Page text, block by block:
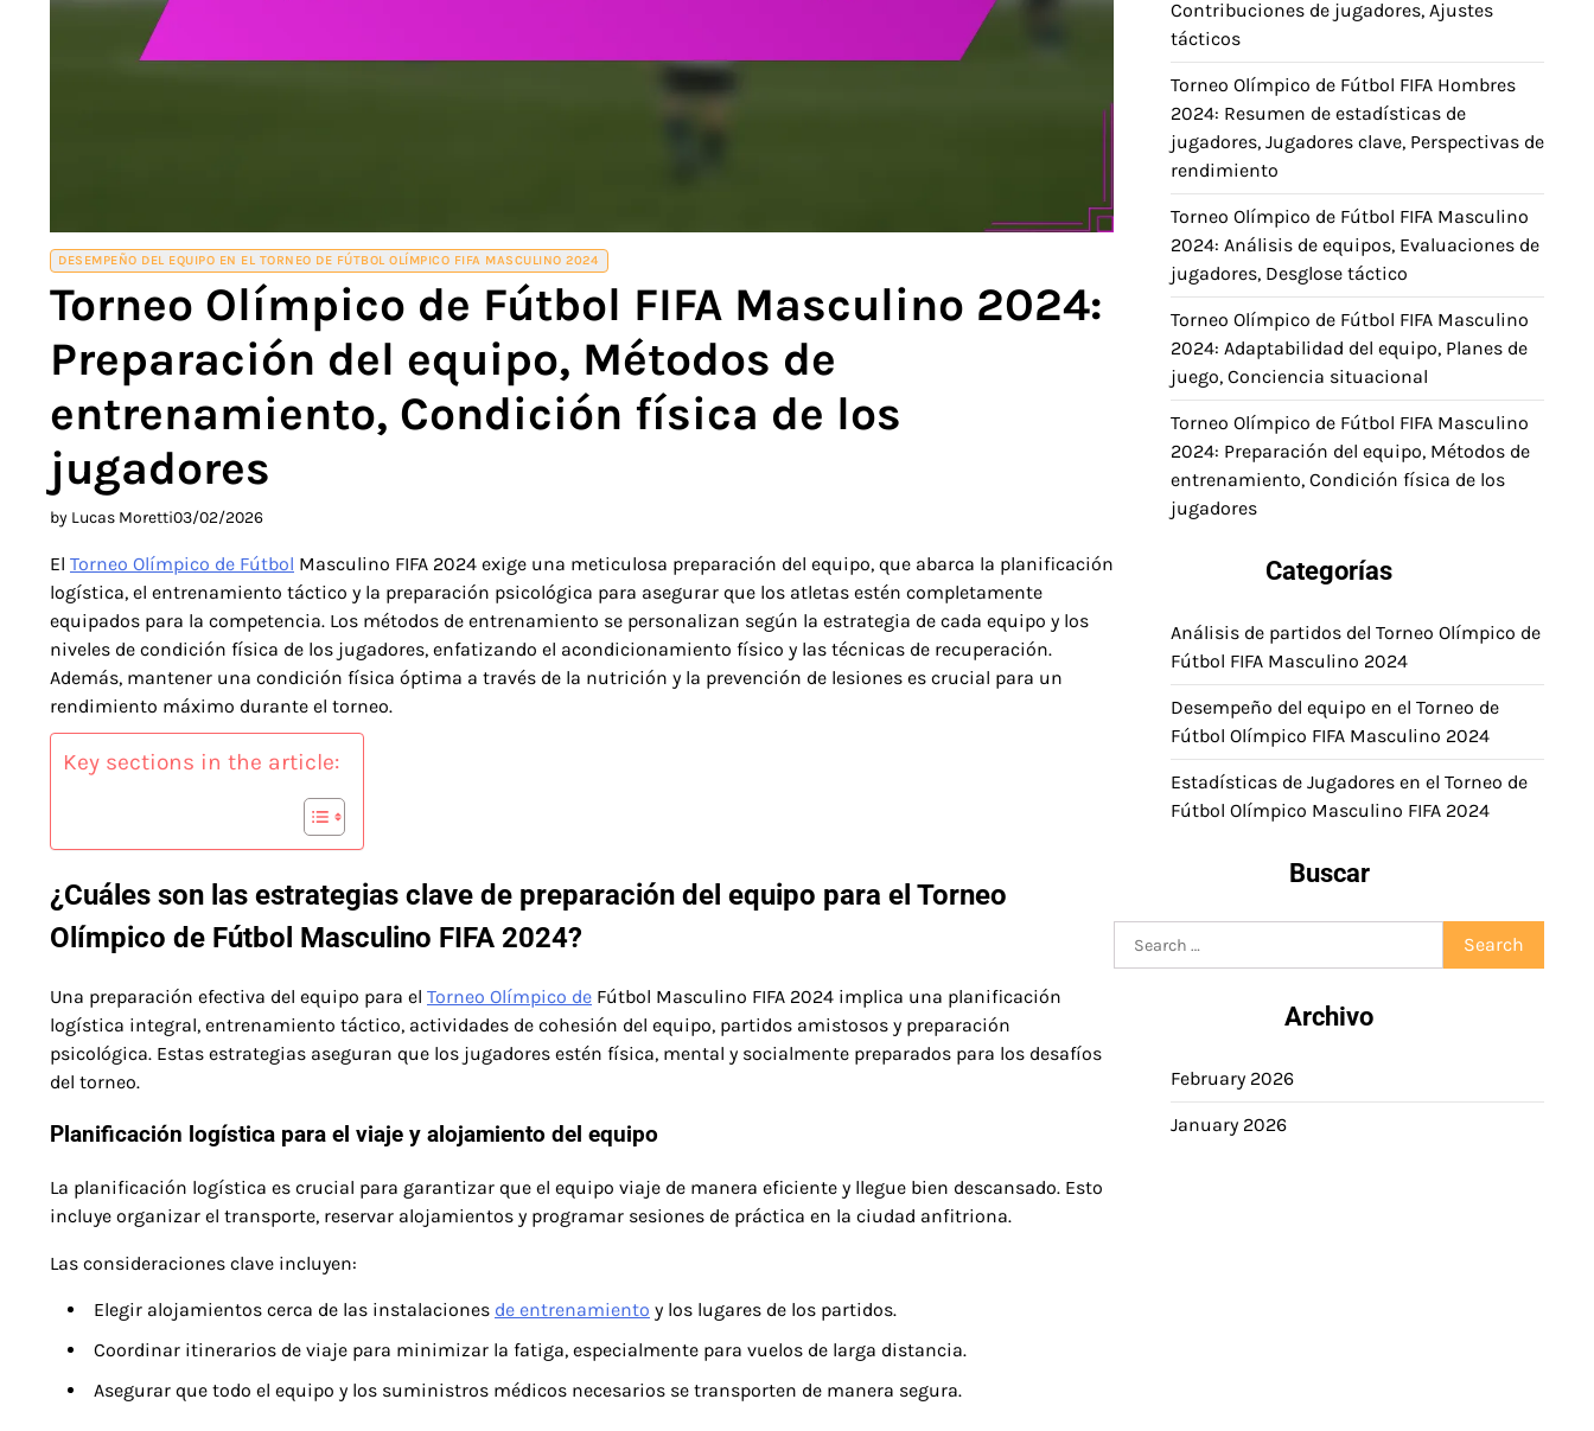
DESEMPEÑO DEL EQUIPO EN EL TORNEO DE FÚTBOL OLÍMPICO FIFA MASCULINO 2024
Torneo Olímpico de Fútbol FIFA Masculino 2024:
Preparación del equipo, Métodos de
entrenamiento, Condición física de los
jugadores
by Lucas Moretti03/02/2026
El Torneo Olímpico de Fútbol Masculino FIFA 2024 exige una meticulosa preparación del equipo, que abarca la planificación
logística, el entrenamiento táctico y la preparación psicológica para asegurar que los atletas estén completamente
equipados para la competencia. Los métodos de entrenamiento se personalizan según la estrategia de cada equipo y los
niveles de condición física de los jugadores, enfatizando el acondicionamiento físico y las técnicas de recuperación.
Además, mantener una condición física óptima a través de la nutrición y la prevención de lesiones es crucial para un
rendimiento máximo durante el torneo.
Key sections in the article:
¿Cuáles son las estrategias clave de preparación del equipo para el Torneo
Olímpico de Fútbol Masculino FIFA 2024?
Una preparación efectiva del equipo para el Torneo Olímpico de Fútbol Masculino FIFA 2024 implica una planificación
logística integral, entrenamiento táctico, actividades de cohesión del equipo, partidos amistosos y preparación
psicológica. Estas estrategias aseguran que los jugadores estén física, mental y socialmente preparados para los desafíos
del torneo.
Planificación logística para el viaje y alojamiento del equipo
La planificación logística es crucial para garantizar que el equipo viaje de manera eficiente y llegue bien descansado. Esto
incluye organizar el transporte, reservar alojamientos y programar sesiones de práctica en la ciudad anfitriona.
Las consideraciones clave incluyen:
Elegir alojamientos cerca de las instalaciones de entrenamiento y los lugares de los partidos.
Coordinar itinerarios de viaje para minimizar la fatiga, especialmente para vuelos de larga distancia.
Asegurar que todo el equipo y los suministros médicos necesarios se transporten de manera segura.
Contribuciones de jugadores, Ajustes
tácticos
Torneo Olímpico de Fútbol FIFA Hombres
2024: Resumen de estadísticas de
jugadores, Jugadores clave, Perspectivas de
rendimiento
Torneo Olímpico de Fútbol FIFA Masculino
2024: Análisis de equipos, Evaluaciones de
jugadores, Desglose táctico
Torneo Olímpico de Fútbol FIFA Masculino
2024: Adaptabilidad del equipo, Planes de
juego, Conciencia situacional
Torneo Olímpico de Fútbol FIFA Masculino
2024: Preparación del equipo, Métodos de
entrenamiento, Condición física de los
jugadores
Categorías
Análisis de partidos del Torneo Olímpico de
Fútbol FIFA Masculino 2024
Desempeño del equipo en el Torneo de
Fútbol Olímpico FIFA Masculino 2024
Estadísticas de Jugadores en el Torneo de
Fútbol Olímpico Masculino FIFA 2024
Buscar
for:
Archivo
February 2026
January 2026